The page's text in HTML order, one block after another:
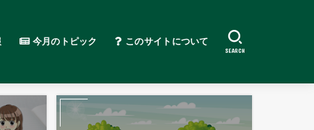
今月のトピック このサイトについて
SEARCH